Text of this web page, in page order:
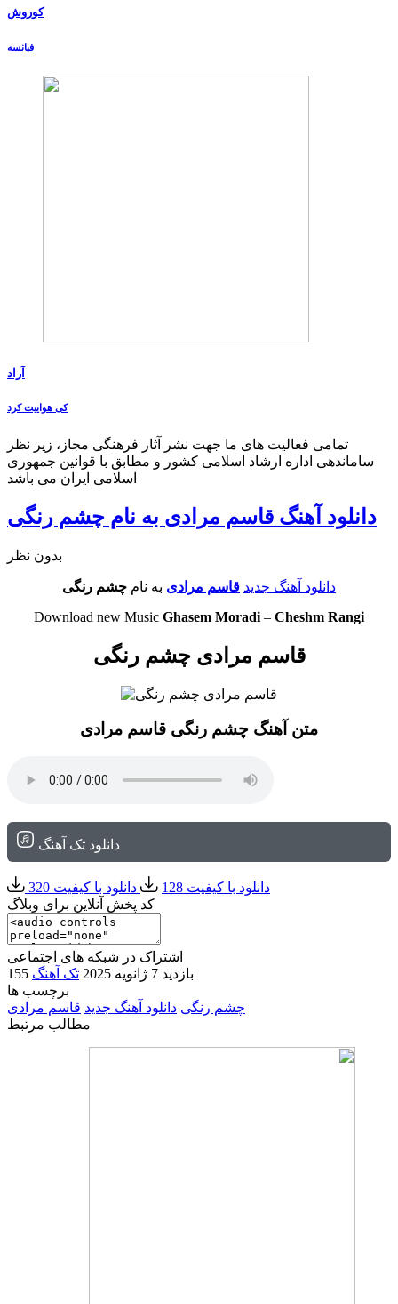
کوروش
فیانسه
آراد
کی هواییت کرد
تمامی فعالیت های ما جهت نشر آثار فرهنگی مجاز، زیر نظر
ساماندهی اداره ارشاد اسلامی کشور و مطابق با قوانین جمهوری
اسلامی ایران می باشد
دانلود آهنگ قاسم مرادی به نام چشم رنگی
بدون نظر
دانلود آهنگ جدید قاسم مرادی به نام چشم رنگی
Download new Music Ghasem Moradi – Cheshm Rangi
قاسم مرادی چشم رنگی
متن آهنگ چشم رنگی قاسم مرادی
دانلود تک آهنگ
دانلود با کیفیت 128
دانلود با کیفیت 320
کد پخش آنلاین برای وبلاگ
اشتراک در شبکه های اجتماعی
155 بازدید 7 ژانویه 2025
تک آهنگ
برچسب ها
چشم رنگی دانلود آهنگ جدید قاسم مرادی
مطالب مرتبط